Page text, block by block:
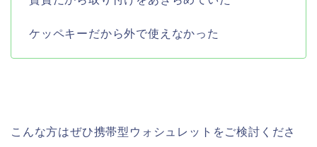
ケッペキーだから外で使えなかった
こんな方はぜひ携帯型ウォシュレットをご検討くださ